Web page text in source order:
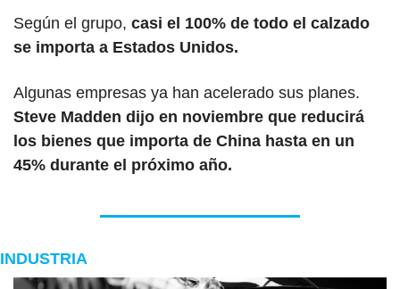
Según el grupo, casi el 100% de todo el calzado
se importa a Estados Unidos.
Steve Madden dijo en noviembre que reducirá
los bienes que importa de China hasta en un
45% durante el próximo año.
INDUSTRIA